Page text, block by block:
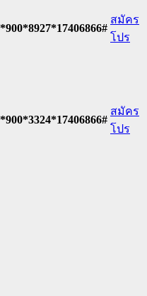
*900*8927*17406866#
สมัคร
โปร
*900*3324*17406866#
สมัคร
โปร